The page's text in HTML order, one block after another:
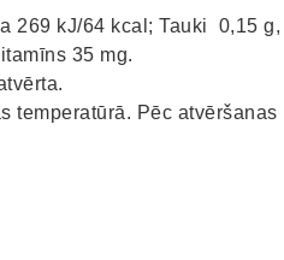
269 kJ/64 kcal; Tauki 0,15
35 mg.
temperatūrā. Pēc